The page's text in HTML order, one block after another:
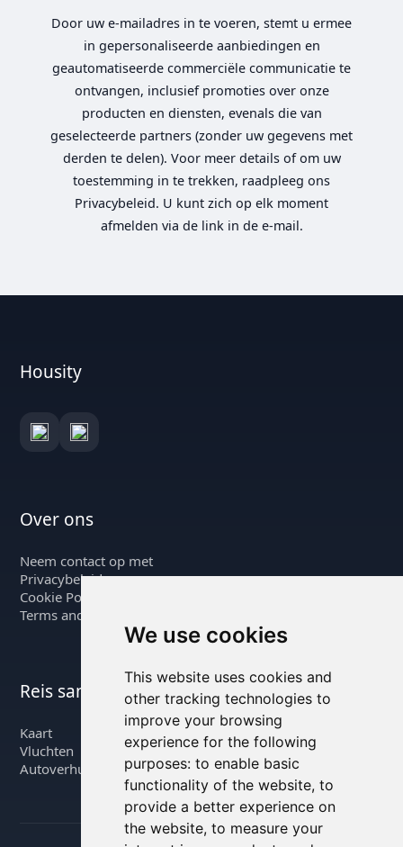
We use cookies
This website uses cookies and
other tracking technologies to
improve your browsing
experience for the following
purposes: to enable basic
functionality of the website, to
provide a better experience on
the website, to measure your
Door uw e-mailadres in te voeren, stemt u ermee
in gepersonaliseerde aanbiedingen en
geautomatiseerde commerciële communicatie te
ontvangen, inclusief promoties over onze
producten en diensten, evenals die van
geselecteerde partners (zonder uw gegevens met
derden te delen). Voor meer details of om uw
toestemming in te trekken, raadpleeg ons
Privacybeleid. U kunt zich op elk moment
afmelden via de link in de e-mail.
Housity
Over ons
Neem contact op met
Privacybeleid
Cookie Policy
Terms and Conditions
Reis samen met ons
Kaart
Vluchten
Autoverhuur